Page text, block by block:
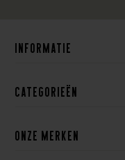
Informatie
Categorieën
Onze merken